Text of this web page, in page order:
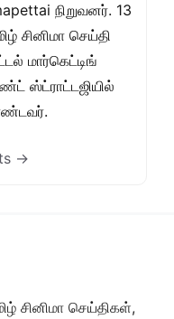
நிறுவனர். 13
சினிமா செய்தி
மார்கெட்டிங்
ஸ்ட்ராட்டஜியில்
→
சினிமா செய்திகள்,